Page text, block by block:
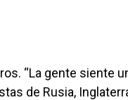
“La gente siente
de Rusia,